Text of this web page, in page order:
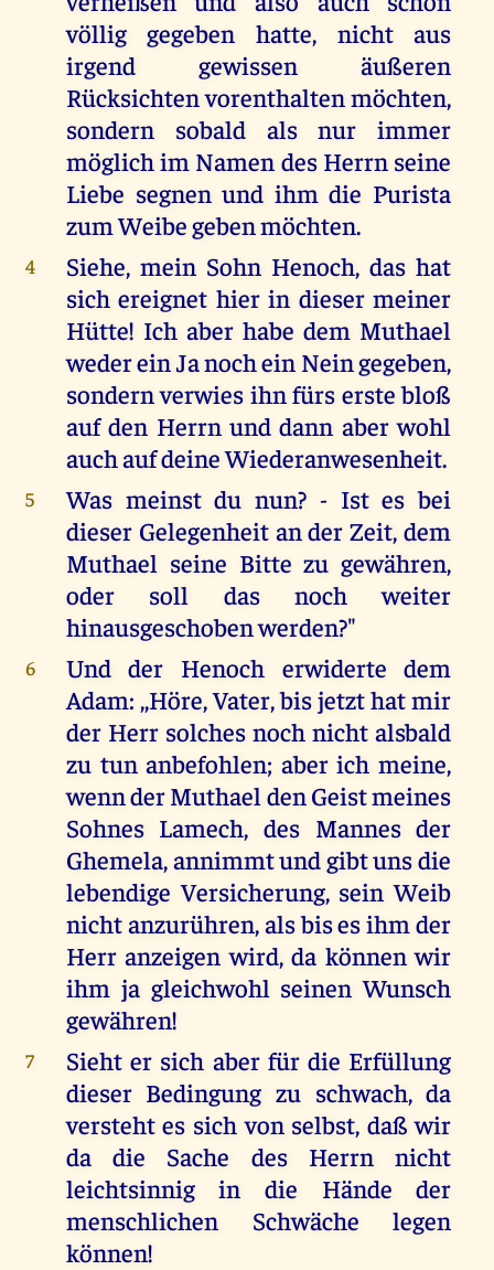
völlig gegeben hatte, nicht aus
irgend gewissen äußeren
Rücksichten vorenthalten möchten,
sondern sobald als nur immer
möglich im Namen des Herrn seine
Liebe segnen und ihm die Purista
zum Weibe geben möchten.
4
Siehe, mein Sohn Henoch, das hat
sich ereignet hier in dieser meiner
Hütte! Ich aber habe dem Muthael
weder ein Ja noch ein Nein gegeben,
sondern verwies ihn fürs erste bloß
auf den Herrn und dann aber wohl
auch auf deine Wiederanwesenheit.
5
Was meinst du nun? - Ist es bei
dieser Gelegenheit an der Zeit, dem
Muthael seine Bitte zu gewähren,
oder soll das noch weiter
hinausgeschoben werden?"
6
Und der Henoch erwiderte dem
Adam: ,,Höre, Vater, bis jetzt hat mir
der Herr solches noch nicht alsbald
zu tun anbefohlen; aber ich meine,
wenn der Muthael den Geist meines
Sohnes Lamech, des Mannes der
Ghemela, annimmt und gibt uns die
lebendige Versicherung, sein Weib
nicht anzurühren, als bis es ihm der
Herr anzeigen wird, da können wir
ihm ja gleichwohl seinen Wunsch
gewähren!
7
Sieht er sich aber für die Erfüllung
dieser Bedingung zu schwach, da
versteht es sich von selbst, daß wir
da die Sache des Herrn nicht
leichtsinnig in die Hände der
menschlichen Schwäche legen
können!